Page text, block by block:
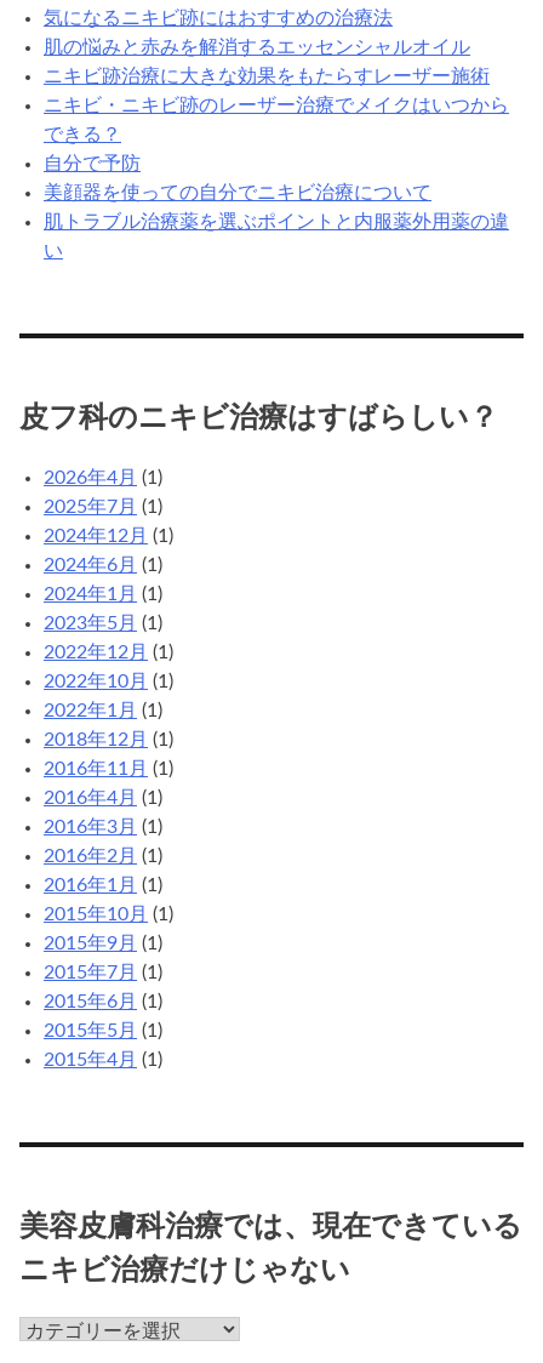
気になるニキビ跡にはおすすめの治療法
肌の悩みと赤みを解消するエッセンシャルオイル
ニキビ跡治療に大きな効果をもたらすレーザー施術
ニキビ・ニキビ跡のレーザー治療でメイクはいつから
できる？
自分で予防
美顔器を使っての自分でニキビ治療について
肌トラブル治療薬を選ぶポイントと内服薬外用薬の違
い
皮フ科のニキビ治療はすばらしい？
2026年4月 (1)
2025年7月 (1)
2024年12月 (1)
2024年6月 (1)
2024年1月 (1)
2023年5月 (1)
2022年12月 (1)
2022年10月 (1)
2022年1月 (1)
2018年12月 (1)
2016年11月 (1)
2016年4月 (1)
2016年3月 (1)
2016年2月 (1)
2016年1月 (1)
2015年10月 (1)
2015年9月 (1)
2015年7月 (1)
2015年6月 (1)
2015年5月 (1)
2015年4月 (1)
美容皮膚科治療では、現在できている
ニキビ治療だけじゃない
美